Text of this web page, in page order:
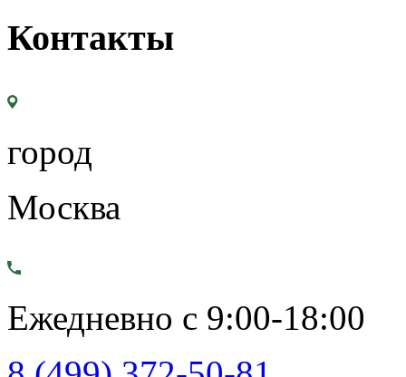
Контакты
город
Москва
Ежедневно с 9:00-18:00